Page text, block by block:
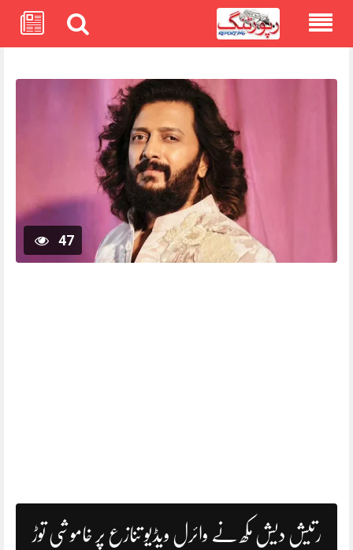
47
رتیش دیش مکھ نے وائرل ویڈیو تنازع پر خاموشی توڑ